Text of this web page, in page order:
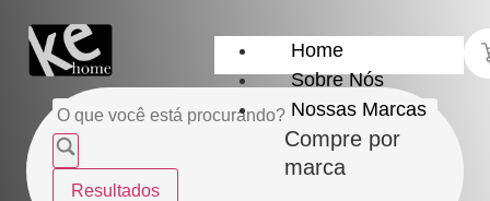
Home
Sobre Nós
Nossas Marcas
Compre por
marca
Resultados